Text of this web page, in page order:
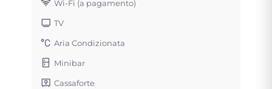
Wi-Fi (a pagamento)
TV
Aria Condizionata
Minibar
Cassaforte